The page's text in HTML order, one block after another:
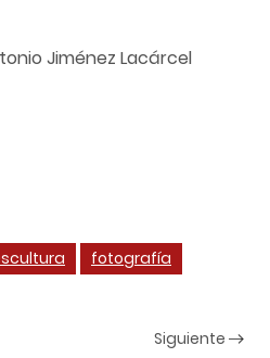
Jiménez Lacárcel
fotografía
Siguiente